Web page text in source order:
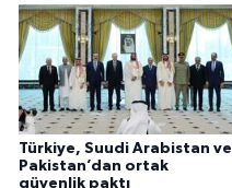
Türkiye, Suudi Arabistan ve
Pakistan’dan ortak
güvenlik paktı